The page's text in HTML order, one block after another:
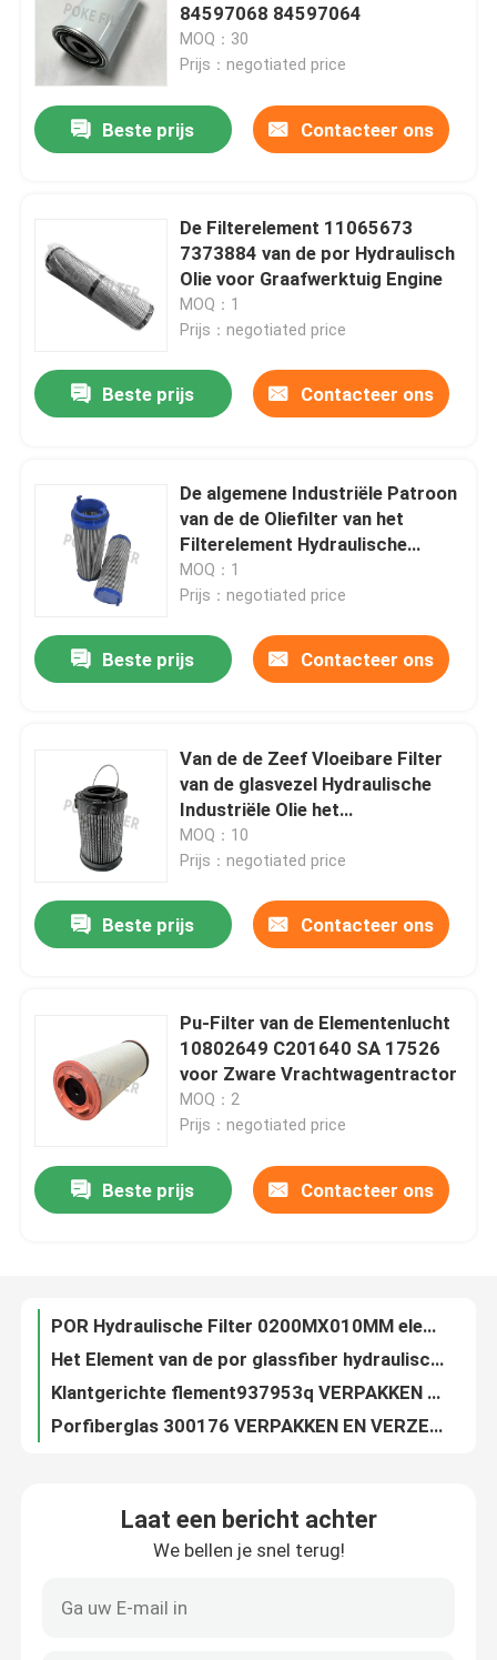
Over ons
Hydraulische filterelement
Het Element van de oliefilter
Het Element van de brandstoffilter
84597068 84597064
MOQ：30
Prijs：negotiated price
Beste prijs Contacteer ons
De Filterelement 11065673
7373884 van de por Hydraulisch
Olie voor Graafwerktuig Engine
MOQ：1
Prijs：negotiated price
Beste prijs Contacteer ons
De algemene Industriële Patroon
van de de Oliefilter van het
Filterelement Hydraulische
UE210AN04Z UE210AZ08Z
MOQ：1
Prijs：negotiated price
Beste prijs Contacteer ons
Van de de Zeef Vloeibare Filter
van de glasvezel Hydraulische
Industriële Olie het
Elementen938955q VERPAKKEN
EN VERZENDEN 51591
MOQ：10
Prijs：negotiated price
Beste prijs Contacteer ons
Pu-Filter van de Elementenlucht
10802649 C201640 SA 17526
voor Zware Vrachtwagentractor
MOQ：2
Prijs：negotiated price
Beste prijs Contacteer ons
POR Hydraulische Filter 0200MX010MM elementenfilter
Van de oliefilters 937935Q van het porroestvrije staal industriële VERPAKKEN EN VERZENDEN 53106 hydraulische Filterelement
De VERPAKKEN EN VERZENDEN van het de hydraulische Filterelement 944435Q van het porfiberglas 51425 industriële oliefilters voor motormachines
POEK-de Filterelement 5 Micron 938955Q 0330D020BN3HC RE573817 van de Glasvezelpatroon
De Hydraulische Filterelement 10220705 940054Q-VERPAKKEN EN VERZENDEN 62021 V P765281 van het porfiberglas voor Motormachines
Laat een bericht achter
We bellen je snel terug!